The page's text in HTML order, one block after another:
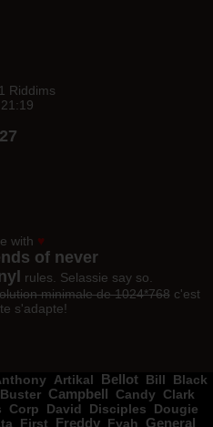
Riddims
with ♥
of never
rules. Selassie say so.
minimale de 1024*768c'est
s'adapte!
Artikal Bellot Bill
Black
Buster Campbell Candy Clark
Corp David Disciples
Dougie
First Freddy Fyah General